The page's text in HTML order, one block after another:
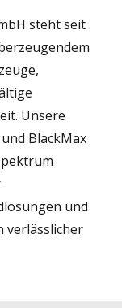
steht seit
Unsere
BlackMax
und
verlässlicher